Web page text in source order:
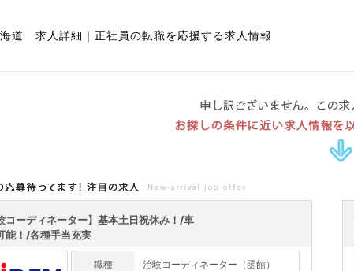
道 求人詳細｜正社員の転職を応援する求人情報
応募待ってます!注目の求人
コーディネーター】基本土日祝休み！/車
能！/各種手当充実
職種 治験コーディネーター（函館）